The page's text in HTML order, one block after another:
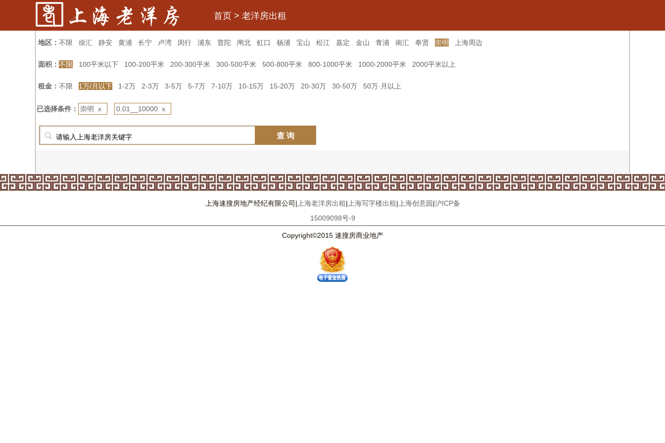
首页 > 老洋房出租
地区： 不限 徐汇 静安 黄浦 长宁 卢湾 闵行 浦东 普陀 闸北 虹口 杨浦 宝山 松江 嘉定 金山 青浦 南汇 奉贤 崇明 上海周边
面积： 不限 100平米以下 100-200平米 200-300平米 300-500平米 500-800平米 800-1000平米 1000-2000平米 2000平米以上
租金： 不限 1万/月以下 1-2万 2-3万 3-5万 5-7万 7-10万 10-15万 15-20万 20-30万 30-50万 50万·月以上
已选择条件： 崇明 x 0.01__10000 x
查 询
上海速搜房地产经纪有限公司| 上海老洋房出租| 上海写字楼出租| 上海创意园|沪ICP备
15009098号-9
Copyright©2015 速搜房商业地产